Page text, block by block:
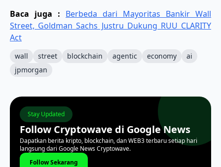
Baca juga : Berbeda dari Mayoritas Bankir Wall
Street, Goldman Sachs Justru Dukung RUU CLARITY
Act
wall street blockchain agentic economy
ai
jpmorgan
Stay Updated
Follow Cryptowave di Google News
Dapatkan berita kripto, blockchain, dan WEB3 terbaru setiap hari
langsung dari Google News Cryptowave.
Follow Sekarang